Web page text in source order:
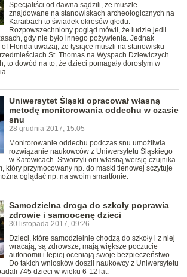
Specjaliści od dawna sądzili, że muszle
znajdowane na stanowiskach archeologicznych na
Karaibach to świadek okresów głodu.
Rozpowszechniony pogląd mówił, że ludzie jedli
gdy nie było innego pożywienia. Jednak
Florida uważaj, że tysiące muszli na stanowisku
St. Thomas na Wyspach Dziewiczych
to dowód na to, że dzieci pomagały dorosłym w
Uniwersytet Śląski opracował własną
metodę monitorowania oddechu w czasie
snu
28 grudnia 2017, 15:05
Monitorowanie oddechu podczas snu umożliwia
rozwiązanie naukowców z Uniwersytetu Śląskiego
w Katowicach. Stworzyli oni własną wersję czujnika
który przymocowany np. do maski tlenowej sczytuje
oglądać np. na swoim smartfonie.
Samodzielna droga do szkoły poprawia
zdrowie i samoocenę dzieci
30 listopada 2017, 09:26
Dzieci, które samodzielnie chodzą do szkoły i z niej
wracają, są zdrowsze, mają większe poczucie
autonomii i lepiej oceniają swoje bezpieczeństwo.
Do takich wniosków doszli naukowcy z Uniwersytetu
745 dzieci w wieku 6-12 lat.